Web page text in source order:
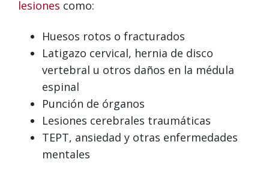
lesiones como:
Huesos rotos o fracturados
Latigazo cervical, hernia de disco
vertebral u otros daños en la médula
espinal
Punción de órganos
Lesiones cerebrales traumáticas
TEPT, ansiedad y otras enfermedades
mentales